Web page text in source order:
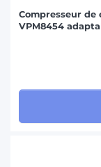
Compresseur
VPM8454